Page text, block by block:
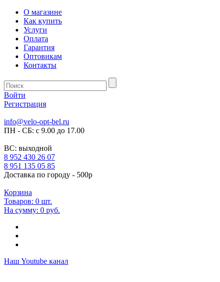
О магазине
Как купить
Услуги
Оплата
Гарантия
Оптовикам
Контакты
Войти
Регистрация
info@velo-opt-bel.ru
ПН - СБ: с 9.00 до 17.00
ВС: выходной
8 952 430 26 07
8 951 135 05 85
Доставка по городу - 500р
Корзина
Товаров: 0 шт.
На сумму: 0 руб.
Наш Youtube канал